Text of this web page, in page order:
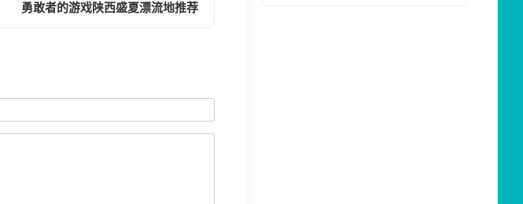
勇敢者的游戏陕西盛夏漂流地推荐